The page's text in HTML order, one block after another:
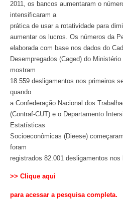
2011, os bancos aumentaram o
intensificaram a
prática de usar a rotatividade para
aumentar os lucros. Os números da
elaborada com base nos dados do
Desempregados (Caged) do
mostram
18.559 desligamentos nos primeiros
quando
a Confederação Nacional dos
(Contraf-CUT) e o Departamento
Estatísticas
Socioeconômicas (Dieese)
foram
registrados 82.001 desligamentos nos
>> Clique aqui
para acessar a pesquisa completa.